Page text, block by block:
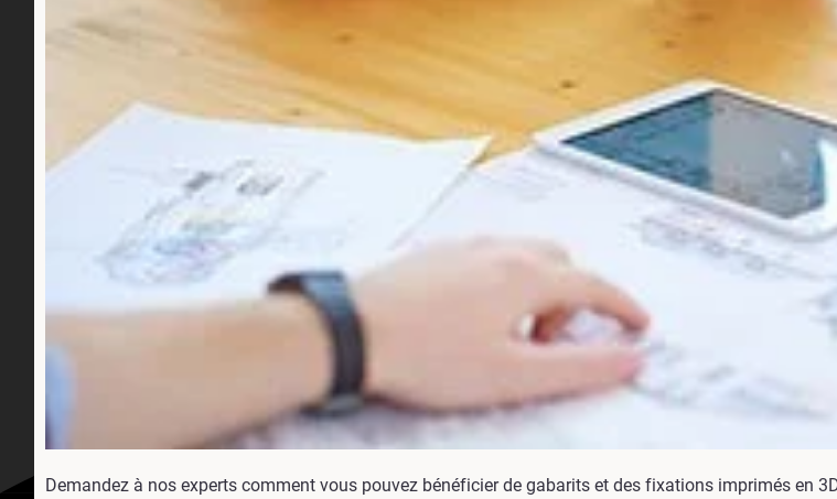
Demandez à nos experts comment vous pouvez bénéficier de gabarits et des fixations imprimés en